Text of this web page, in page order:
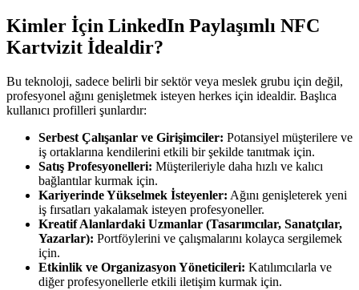
Kimler İçin LinkedIn Paylaşımlı NFC
Kartvizit İdealdir?
Bu teknoloji, sadece belirli bir sektör veya meslek grubu için değil,
profesyonel ağını genişletmek isteyen herkes için idealdir. Başlıca
kullanıcı profilleri şunlardır:
Serbest Çalışanlar ve Girişimciler: Potansiyel müşterilere ve
iş ortaklarına kendilerini etkili bir şekilde tanıtmak için.
Satış Profesyonelleri: Müşterileriyle daha hızlı ve kalıcı
bağlantılar kurmak için.
Kariyerinde Yükselmek İsteyenler: Ağını genişleterek yeni
iş fırsatları yakalamak isteyen profesyoneller.
Kreatif Alanlardaki Uzmanlar (Tasarımcılar, Sanatçılar,
Yazarlar): Portföylerini ve çalışmalarını kolayca sergilemek
için.
Etkinlik ve Organizasyon Yöneticileri: Katılımcılarla ve
diğer profesyonellerle etkili iletişim kurmak için.